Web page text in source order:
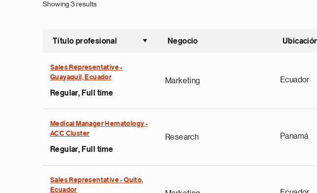
Showing 3 results
Título profesional
Ordenar ascendente
Negocio
Sales Representative -
Guayaquil, Ecuador
Regular, Full time
Marketing Ecuador
Medical Manager Hematology -
ACC Cluster
Regular, Full time
Research Panamá
Sales Representative - Quito,
Ecuador